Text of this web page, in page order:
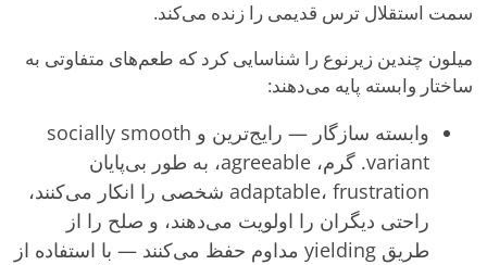
سمت استقلال ترس قدیمی را زنده می‌کند.
میلون چندین زیرنوع را شناسایی کرد که طعم‌های متفاوتی به
ساختار وابسته پایه می‌دهند:
وابسته سازگار — رایج‌ترین و socially smooth
variant. گرم، agreeable، به طور بی‌پایان
adaptable، frustration شخصی را انکار می‌کنند،
راحتی دیگران را اولویت می‌دهند، و صلح را از
طریق yielding مداوم حفظ می‌کنند — با استفاده از